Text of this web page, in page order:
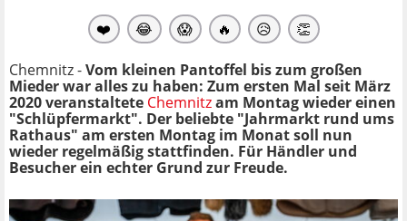
❤️ 😂 😱 🔥 😥 👏
Chemnitz -Vom kleinen Pantoffel bis zum großen
Mieder war alles zu haben: Zum ersten Mal seit März
2020 veranstaltete Chemnitzam Montag wieder einen
"Schlüpfermarkt". Der beliebte "Jahrmarkt rund ums
Rathaus" am ersten Montag im Monat soll nun
wieder regelmäßig stattfinden. Für Händler und
Besucher ein echter Grund zur Freude.